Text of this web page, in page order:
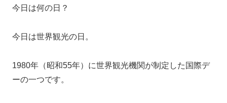
今日は何の日？
今日は世界観光の日。
1980年（昭和55年）に世界観光機関が制定した国際デ
ーの一つです。